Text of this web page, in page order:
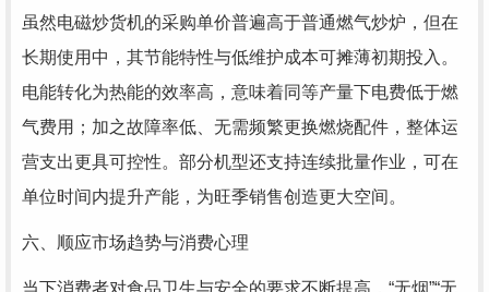
虽然电磁炒货机的采购单价普遍高于普通燃气炒炉，但在
长期使用中，其节能特性与低维护成本可摊薄初期投入。
电能转化为热能的效率高，意味着同等产量下电费低于燃
气费用；加之故障率低、无需频繁更换燃烧配件，整体运
营支出更具可控性。部分机型还支持连续批量作业，可在
单位时间内提升产能，为旺季销售创造更大空间。
六、顺应市场趋势与消费心理
当下消费者对食品卫生与安全的要求不断提高，“无烟”“无